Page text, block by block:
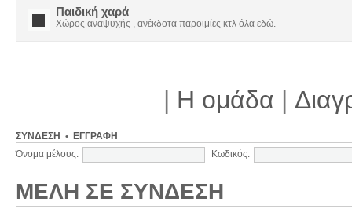
Παιδική χαρά
Χώρος αναψυχής , ανέκδοτα παροιμίες κτλ όλα εδώ.
| Η ομάδα |
ΣΎΝΔΕΣΗ • ΕΓΓΡΑΦΉ
Όνομα μέλους: Κωδικός:
ΜΈΛΗ ΣΕ ΣΎΝΔΕΣΗ